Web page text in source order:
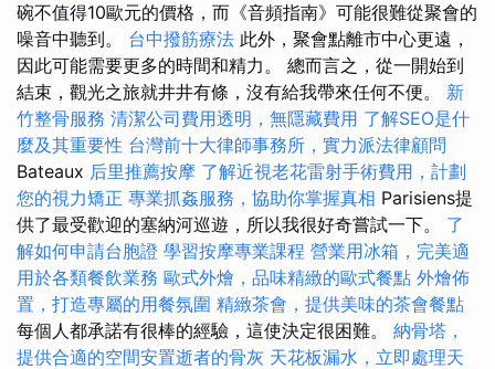
碗不值得10歐元的價格，而《音頻指南》可能很難從聚會的
噪音中聽到。 台中撥筋療法 此外，聚會點離市中心更遠，
因此可能需要更多的時間和精力。 總而言之，從一開始到
結束，觀光之旅就井井有條，沒有給我帶來任何不便。 新
竹整骨服務 清潔公司費用透明，無隱藏費用 了解SEO是什
麼及其重要性 台灣前十大律師事務所，實力派法律顧問
Bateaux 后里推薦按摩 了解近視老花雷射手術費用，計劃
您的視力矯正 專業抓姦服務，協助你掌握真相 Parisiens提
供了最受歡迎的塞納河巡遊，所以我很好奇嘗試一下。 了
解如何申請台胞證 學習按摩專業課程 營業用冰箱，完美適
用於各類餐飲業務 歐式外燴，品味精緻的歐式餐點 外燴佈
置，打造專屬的用餐氛圍 精緻茶會，提供美味的茶會餐點
每個人都承諾有很棒的經驗，這使決定很困難。 納骨塔，
提供合適的空間安置逝者的骨灰 天花板漏水，立即處理天